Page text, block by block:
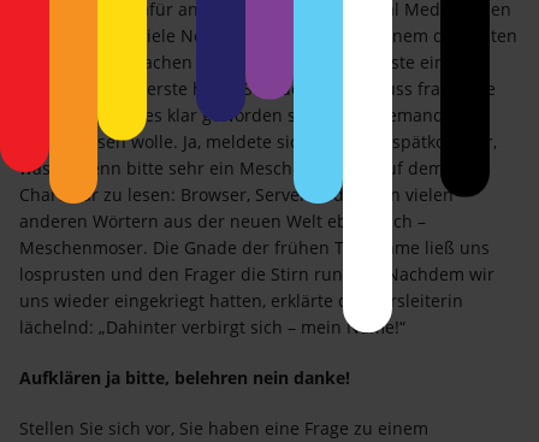
und entsorgt dafür andere. Internet und Social Media haben
für besonders viele Neuzugänge gesorgt. In einem der ersten
Workshops in Sachen World Wide Web verpasste ein
Teilnehmer die erste halbe Stunde. Zum Schluss fragte die
Dozentin, ob alles klar geworden sei oder ob jemand noch
etwas wissen wolle. Ja, meldete sich da der Zuspätkommer,
was ist denn bitte sehr ein Meschenmoser? Auf dem Flip
Chart war zu lesen: Browser, Server und neben vielen
anderen Wörtern aus der neuen Welt eben auch –
Meschenmoser. Die Gnade der frühen Teilnahme ließ uns
losprusten und den Frager die Stirn runzeln. Nachdem wir
uns wieder eingekriegt hatten, erklärte die Kursleiterin
lächelnd: „Dahinter verbirgt sich – mein Name!“
Aufklären ja bitte, belehren nein danke!
Stellen Sie sich vor, Sie haben eine Frage zu einem